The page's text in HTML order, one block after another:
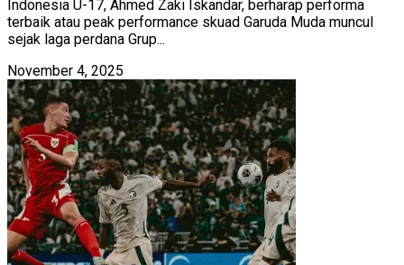
Indonesia U-17, Ahmed Zaki Iskandar, berharap performa
terbaik atau peak performance skuad Garuda Muda muncul
sejak laga perdana Grup...
November 4, 2025